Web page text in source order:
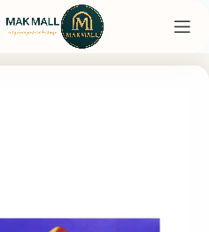
غذایی و تنقلات بیسکویت و ویفر